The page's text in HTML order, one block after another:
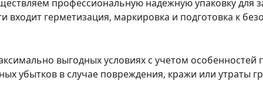
профессиональную надежную упаковку для
входит герметизация, маркировка и подготовка к
выгодных условиях с учетом особенностей
убытков в случае повреждения, кражи или утраты